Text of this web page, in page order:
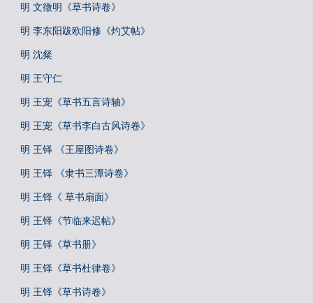
明 文徵明《草书诗卷》
明 李东阳跋欧阳修《灼艾帖》
明 沈粲
明 王守仁
明 王宠《草书五言诗轴》
明 王宠《草书李白古风诗卷》
明 王铎 《王屋图诗卷》
明 王铎 《隶书三潭诗卷》
明 王铎《 草书扇面》
明 王铎《节临来迟帖》
明 王铎《草书册》
明 王铎《草书杜律卷》
明 王铎《草书诗卷》